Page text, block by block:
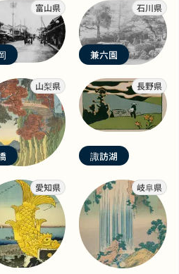
富山県 石川県
兼六園
山梨県 長野県
諏訪湖
愛知県 岐阜県